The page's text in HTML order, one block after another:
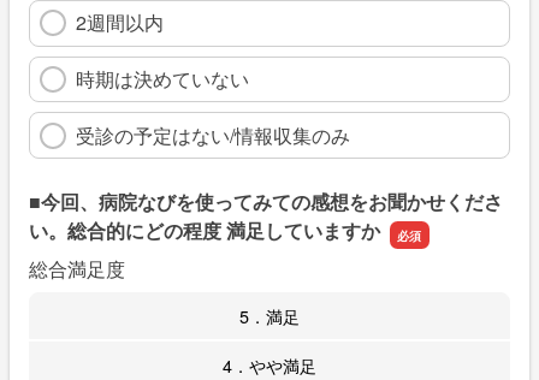
2週間以内
時期は決めていない
受診の予定はない/情報収集のみ
■今回、病院なびを使ってみての感想をお聞かせくださ
い。総合的にどの程度 満足していますか
総合満足度
5．満足
4．やや満足